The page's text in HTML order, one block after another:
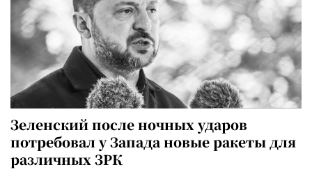
Зеленский после ночных ударов
потребовал у Запада новые ракеты для
различных ЗРК